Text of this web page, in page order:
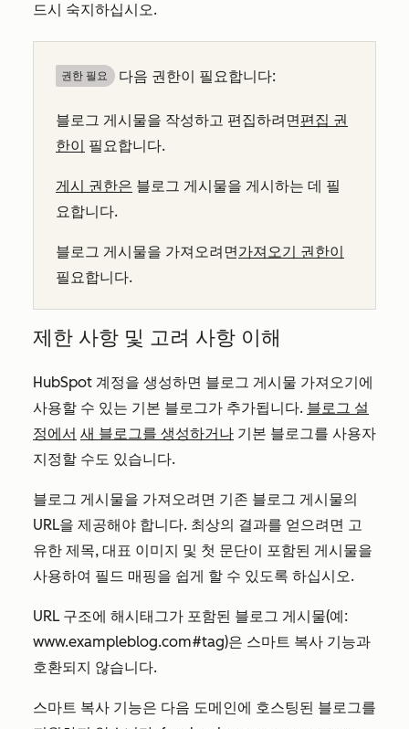
드시 숙지하십시오.
권한 필요 다음 권한이 필요합니다:
블로그 게시물을 작성하고 편집하려면편집 권
한이 필요합니다.
게시 권한은 블로그 게시물을 게시하는 데 필
요합니다.
블로그 게시물을 가져오려면가져오기 권한이
필요합니다.
제한 사항 및 고려 사항 이해
HubSpot 계정을 생성하면 블로그 게시물 가져오기에
사용할 수 있는 기본 블로그가 추가됩니다. 블로그 설
정에서 새 블로그를 생성하거나 기본 블로그를 사용자
지정할 수도 있습니다.
블로그 게시물을 가져오려면 기존 블로그 게시물의
URL을 제공해야 합니다. 최상의 결과를 얻으려면 고
유한 제목, 대표 이미지 및 첫 문단이 포함된 게시물을
사용하여 필드 매핑을 쉽게 할 수 있도록 하십시오.
URL 구조에 해시태그가 포함된 블로그 게시물(예:
www.exampleblog.com#tag)은 스마트 복사 기능과
호환되지 않습니다.
스마트 복사 기능은 다음 도메인에 호스팅된 블로그를